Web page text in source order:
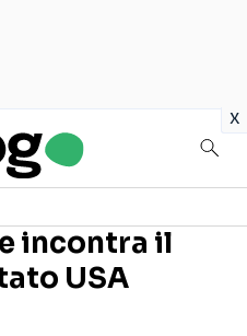
x
social
incontra il
USA